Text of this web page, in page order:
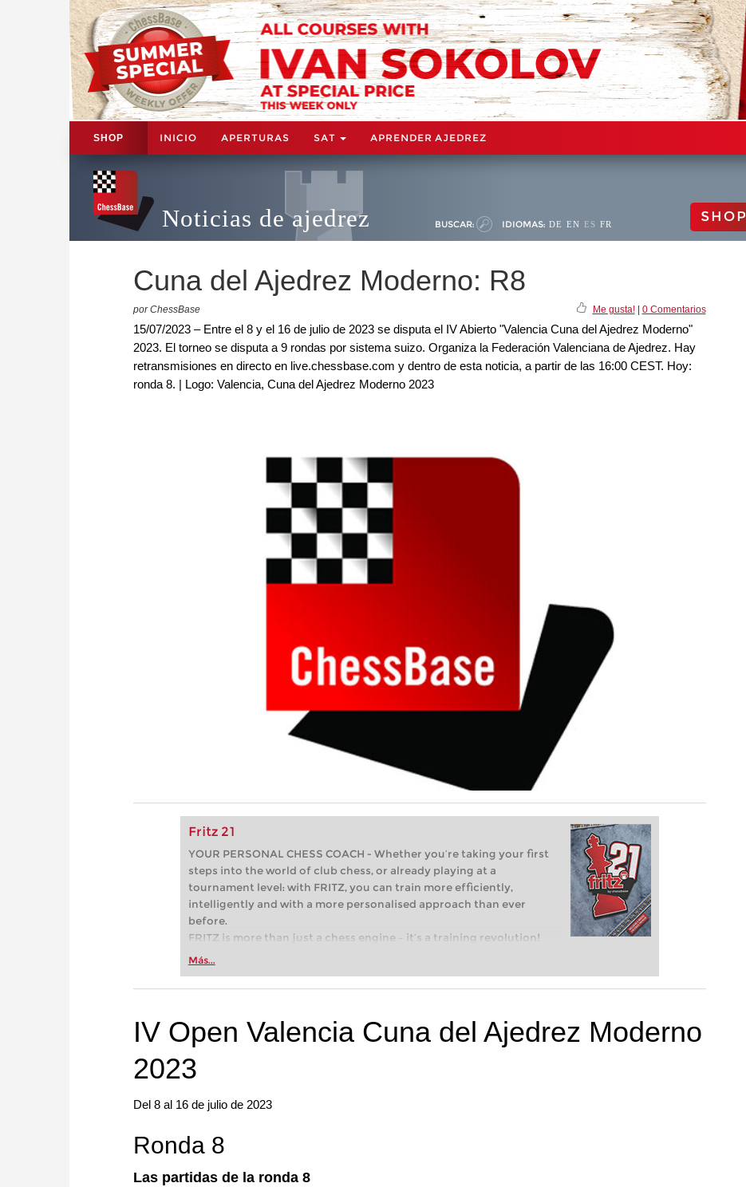
SHOP INICIO APERTURAS SAT APRENDER AJEDREZ
Noticias de ajedrez BUSCAR: IDIOMAS: DE EN ES FR SHOP
Cuna del Ajedrez Moderno: R8
por ChessBase Me gusta!| 0 Comentarios
15/07/2023 – Entre el 8 y el 16 de julio de 2023 se disputa el IV Abierto "Valencia Cuna del Ajedrez Moderno"
2023. El torneo se disputa a 9 rondas por sistema suizo. Organiza la Federación Valenciana de Ajedrez. Hay
retransmisiones en directo en live.chessbase.com y dentro de esta noticia, a partir de las 16:00 CEST. Hoy:
ronda 8. | Logo: Valencia, Cuna del Ajedrez Moderno 2023
Fritz 21
YOUR PERSONAL CHESS COACH - Whether you’re taking your first
steps into the world of club chess, or already playing at a
tournament level: with FRITZ, you can train more efficiently,
intelligently and with a more personalised approach than ever
before.
FRITZ is more than just a chess engine – it’s a training revolution!
Whether you’re taking your first steps into the world of club chess,
more efficiently, intelligently and with a more personalised
Más...
IV Open Valencia Cuna del Ajedrez Moderno
2023
Del 8 al 16 de julio de 2023
Ronda 8
Las partidas de la ronda 8